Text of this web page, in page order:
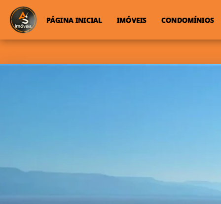
PÁGINA INICIAL IMÓVEIS CONDOMÍNIOS